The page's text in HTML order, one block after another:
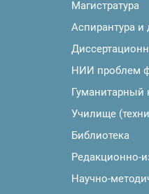
Магистратура
Аспирантура и
НИИ проблем
Гуманитарный
Училище
Библиотека
Редакционно-
Научно-